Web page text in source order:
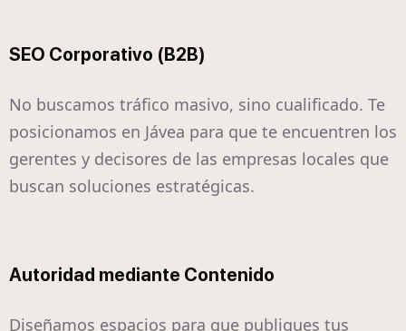
SEO Corporativo (B2B)
No buscamos tráfico masivo, sino cualificado. Te
posicionamos en Jávea para que te encuentren los
gerentes y decisores de las empresas locales que
buscan soluciones estratégicas.
Autoridad mediante Contenido
Diseñamos espacios para que publiques tus